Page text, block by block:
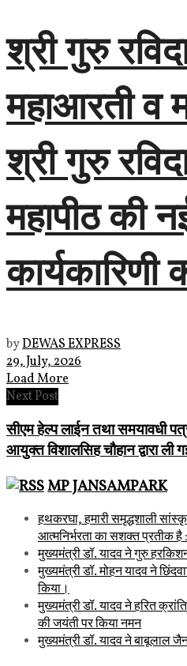
श्री गुरु
महाआरती व
श्री गुरु
महापीठ की
byDEWAS EXPRESS
29, July, 2026
Load More
Next Post
सीएम हेल्प लाईन तथा समयावधी
आयुक्त विशालसिह चौहान द्वारा ली
MP JANSAMPARK
हथकरघा, हमारी समृद्धशाली
आत्मनिर्भरता का सशक्त प्रतीक है
मुख्यमंत्री डॉ. यादव ने गुरु
मुख्यमंत्री डॉ. मोहन यादव ने
किया।
मुख्यमंत्री डॉ. यादव ने हरित
की जयंती पर किया नमन
मुख्यमंत्री डॉ. यादव ने बाबूलाल